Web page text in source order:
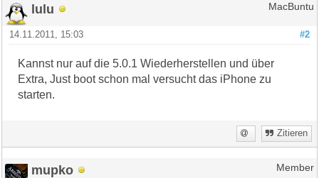
lulu MacBuntu
#2
14.11.2011, 15:03
Kannst nur auf die 5.0.1 Wiederherstellen und über
Extra, Just boot schon mal versucht das iPhone zu
starten.
Zitieren
mupko Member